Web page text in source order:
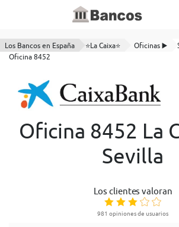
Los Bancos en España ⭐La Caixa⭐ Oficinas ▶️
Oficina 8452
Oficina 8452 La
Sevilla
Los clientes valoran
981 opiniones de usuarios